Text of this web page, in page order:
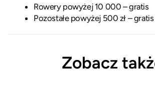
Rowery powyżej 10 000 – gratis
Pozostałe powyżej 500 zł – gratis
Zobacz